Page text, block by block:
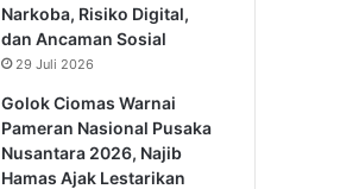
Narkoba, Risiko Digital,
dan Ancaman Sosial
29 Juli 2026
Golok Ciomas Warnai
Pameran Nasional Pusaka
Nusantara 2026, Najib
Hamas Ajak Lestarikan